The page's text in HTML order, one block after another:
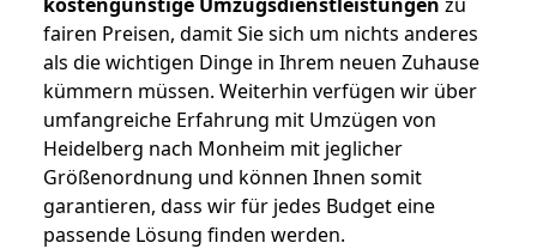
fairen Preisen, damit Sie sich um nichts anderes
als die wichtigen Dinge in Ihrem neuen Zuhause
kümmern müssen. Weiterhin verfügen wir über
umfangreiche Erfahrung mit Umzügen von
Heidelberg nach Monheim mit jeglicher
Größenordnung und können Ihnen somit
garantieren, dass wir für jedes Budget eine
passende Lösung finden werden.